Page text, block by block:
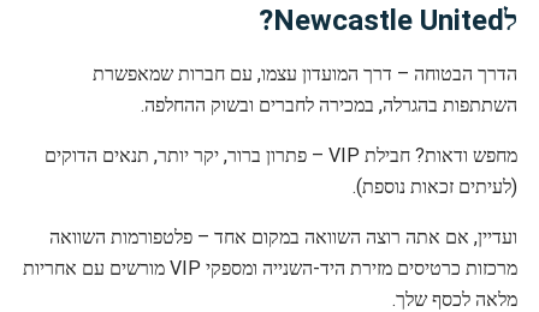
לNewcastle United?
הדרך הבטוחה – דרך המועדון עצמו, עם חברות שמאפשרת
השתתפות בהגרלה, במכירה לחברים ובשוק ההחלפה.
מחפש ודאות? חבילת VIP – פתרון ברור, יקר יותר, תנאים הדוקים
(לעיתים זכאות נוספת).
ועדיין, אם אתה רוצה השוואה במקום אחד – פלטפורמות השוואה
מרכזות כרטיסים מזירת היד-השנייה ומספקי VIP מורשים עם אחריות
מלאה לכסף שלך.